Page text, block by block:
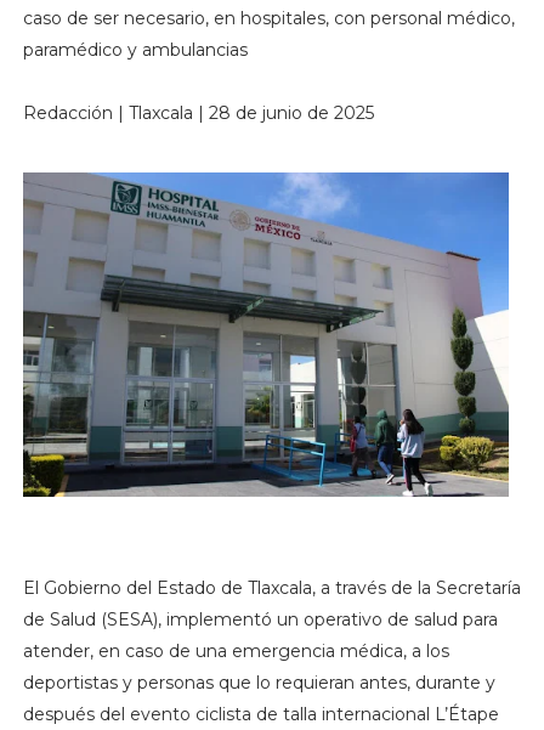
caso de ser necesario, en hospitales, con personal médico,
paramédico y ambulancias
Redacción | Tlaxcala | 28 de junio de 2025
El Gobierno del Estado de Tlaxcala, a través de la Secretaría
de Salud (SESA), implementó un operativo de salud para
atender, en caso de una emergencia médica, a los
deportistas y personas que lo requieran antes, durante y
después del evento ciclista de talla internacional L’Étape